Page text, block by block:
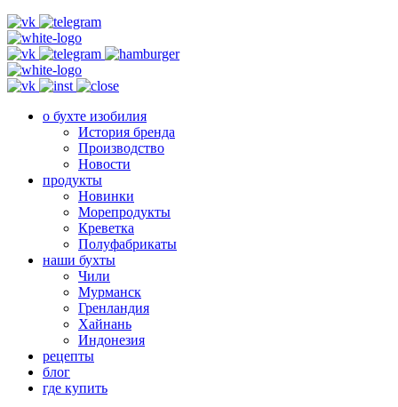
о бухте изобилия
История бренда
Производство
Новости
продукты
Новинки
Морепродукты
Креветка
Полуфабрикаты
наши бухты
Чили
Мурманск
Гренландия
Хайнань
Индонезия
рецепты
блог
где купить